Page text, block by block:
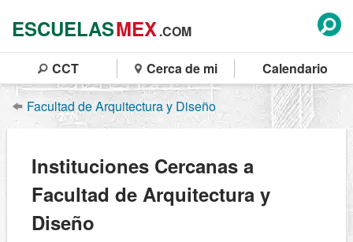
ESCUELASMEX.COM
CCT Cerca de mi Calendario
Facultad de Arquitectura y Diseño
Instituciones Cercanas a
Facultad de Arquitectura y
Diseño